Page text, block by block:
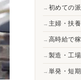
初めての
主婦・扶
高時給で
製造・工
単発・短